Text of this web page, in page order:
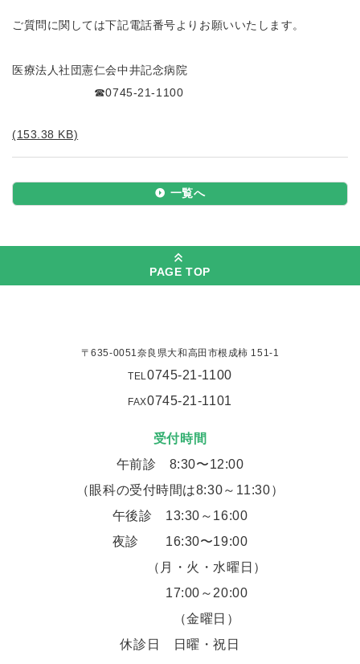
ご質問に関しては下記電話番号よりお願いいたします。
医療法人社団憲仁会中井記念病院
☎0745-21-1100
(153.38 KB)
一覧へ
PAGE TOP
〒635-0051奈良県大和高田市根成柿 151-1
TEL0745-21-1100
FAX0745-21-1101
受付時間
午前診 8:30〜12:00
（眼科の受付時間は8:30～11:30）
午後診 13:30～16:00
夜診 16:30〜19:00
（月・火・水曜日）
17:00～20:00
（金曜日）
休診日 日曜・祝日